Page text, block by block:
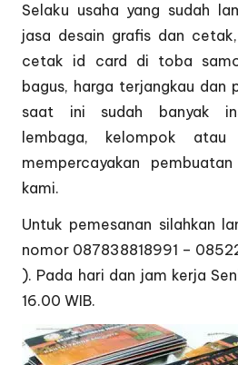
Selaku usaha yang sudah
jasa desain grafis dan
cetak id card di toba
bagus, harga terjangkau dan
saat ini sudah banyak
lembaga, kelompok
mempercayakan
kami.
Untuk pemesanan silahkan
nomor 087838818991 –
). Pada hari dan jam kerja
16.00 WIB.